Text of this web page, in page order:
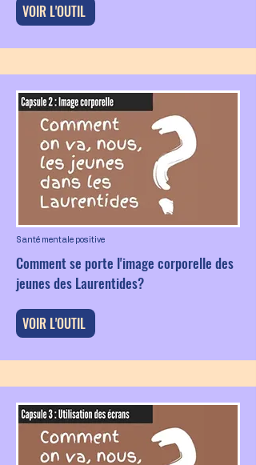
VOIR L'OUTIL
Santé mentale positive
Comment se porte l'image corporelle des
jeunes des Laurentides?
VOIR L'OUTIL